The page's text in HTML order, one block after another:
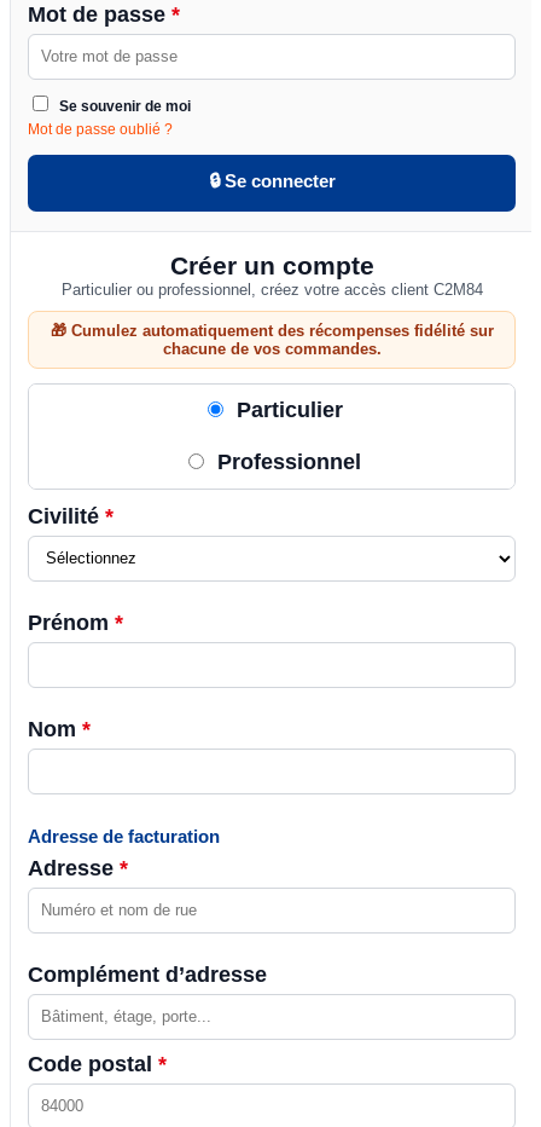
Mot de passe *
Se souvenir de moi
Mot de passe oublié ?
🔒 Se connecter
Créer un compte
Particulier ou professionnel, créez votre accès client C2M84
🎁 Cumulez automatiquement des récompenses fidélité sur
chacune de vos commandes.
Particulier
Professionnel
Civilité *
Prénom *
Nom *
Adresse de facturation
Adresse *
Complément d’adresse
Code postal *